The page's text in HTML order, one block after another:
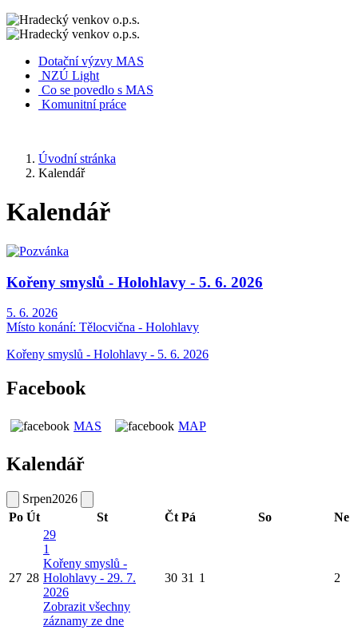
Dotační výzvy MAS
NZÚ Light
Co se povedlo s MAS
Komunitní práce
Úvodní stránka
Kalendář
Kalendář
Kořeny smyslů - Holohlavy - 5. 6. 2026
5. 6. 2026
Místo konání: Tělocvična - Holohlavy
Kořeny smyslů - Holohlavy - 5. 6. 2026
Facebook
MAS MAP
Kalendář
Srpen2026
Po Út St Čt Pá So Ne
27 28
29
1
Kořeny smyslů -
Holohlavy - 29. 7.
2026
Zobrazit všechny
záznamy ze dne
30 31 1 2